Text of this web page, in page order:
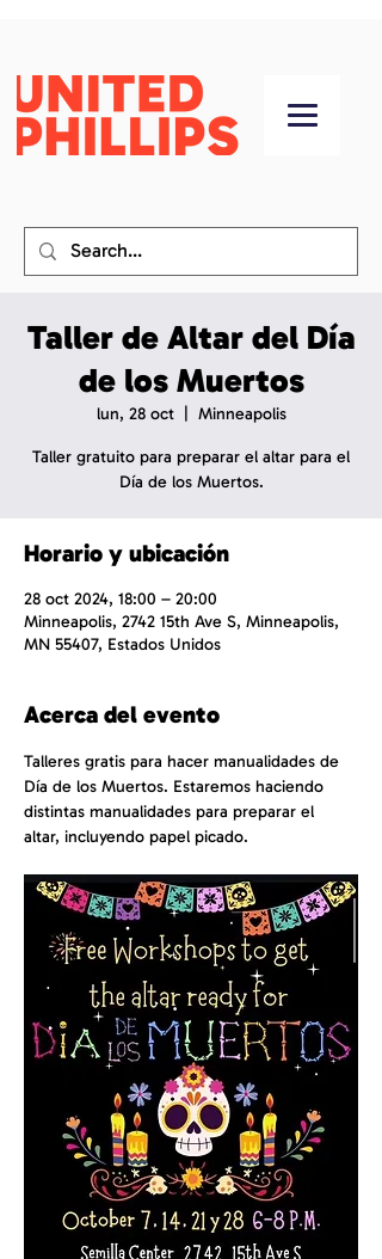
Taller de Altar del Día
de los Muertos
lun, 28 oct
  |
Minneapolis
Taller gratuito para preparar el altar para el
Día de los Muertos.
Horario y ubicación
28 oct 2024, 18:00 – 20:00
Minneapolis, 2742 15th Ave S, Minneapolis,
MN 55407, Estados Unidos
Acerca del evento
Talleres gratis para hacer manualidades de
Día de los Muertos. Estaremos haciendo
distintas manualidades para preparar el
altar, incluyendo papel picado.